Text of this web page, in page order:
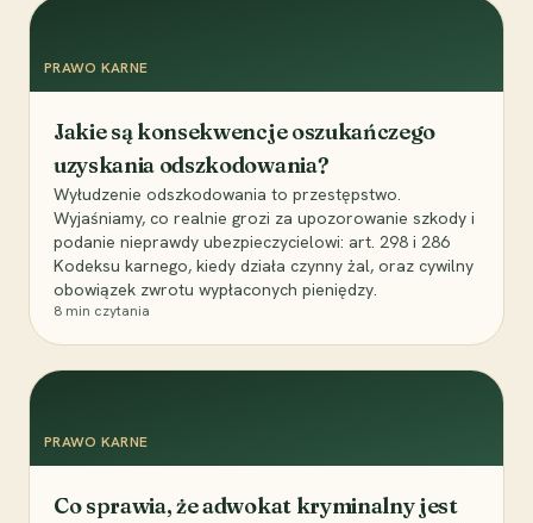
PRAWO KARNE
Jakie są konsekwencje oszukańczego
uzyskania odszkodowania?
Wyłudzenie odszkodowania to przestępstwo.
Wyjaśniamy, co realnie grozi za upozorowanie szkody i
podanie nieprawdy ubezpieczycielowi: art. 298 i 286
Kodeksu karnego, kiedy działa czynny żal, oraz cywilny
obowiązek zwrotu wypłaconych pieniędzy.
8 min czytania
PRAWO KARNE
Co sprawia, że adwokat kryminalny jest